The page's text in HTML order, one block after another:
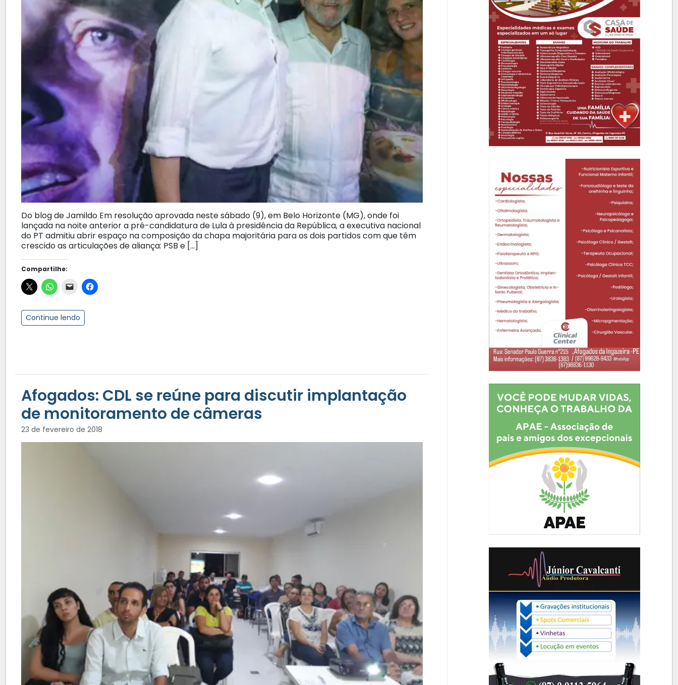
Do blog de Jamildo Em resolução aprovada neste sábado (9), em Belo Horizonte (MG), onde foi
lançada na noite anterior a pré-candidatura de Lula à presidência da República, a executiva nacional
do PT admitiu abrir espaço na composição da chapa majoritária para os dois partidos com que têm
crescido as articulações de aliança: PSB e […]
Compartilhe:
Continue lendo
Afogados: CDL se reúne para discutir implantação
de monitoramento de câmeras
23 de fevereiro de 2018